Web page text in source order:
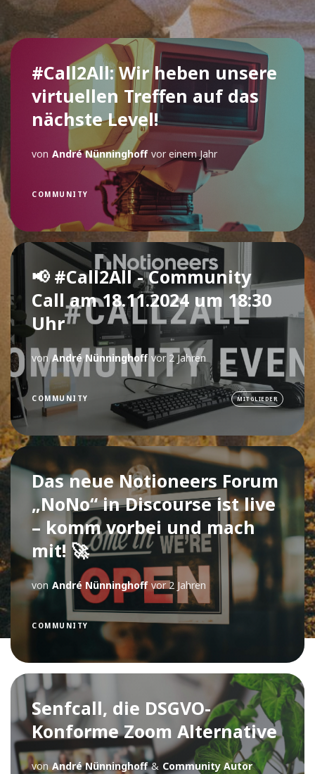
#Call2All: Wir heben unsere
virtuellen Treffen auf das
nächste Level!
von André Nünninghoff vor einem Jahr
COMMUNITY
📢 #Call2All - Community
Call am 18.11.2024 um 18:30
Uhr
von André Nünninghoff vor 2 Jahren
COMMUNITY MITGLIEDER
Das neue Notioneers Forum
„NoNo“ in Discourse ist live
– komm vorbei und mach
mit! 🚀
von André Nünninghoff vor 2 Jahren
COMMUNITY
Senfcall, die DSGVO-
Konforme Zoom Alternative
von André Nünninghoff & Community Autor